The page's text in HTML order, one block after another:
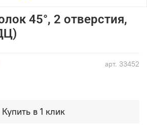
арт. 33452
45°, 2 отверстия,
Купить в 1 клик